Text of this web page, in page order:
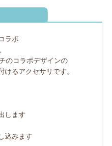
ラボ
のコラボデザインの
けるアクセサリです。
します
込みます